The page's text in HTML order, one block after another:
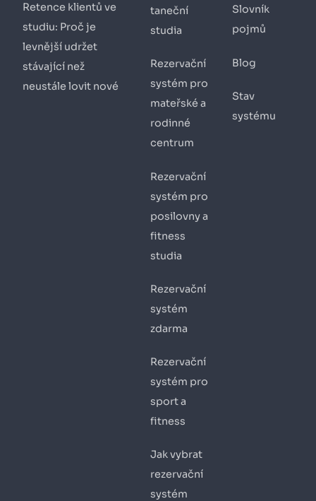
Retence klientů ve
studiu: Proč je
levnější udržet
stávající než
neustále lovit nové
taneční
studia
Rezervační
systém pro
mateřské a
rodinné
centrum
Rezervační
systém pro
posilovny a
fitness
studia
Rezervační
systém
zdarma
Rezervační
systém pro
sport a
fitness
Jak vybrat
rezervační
systém
Slovník
pojmů
Blog
Stav
systému